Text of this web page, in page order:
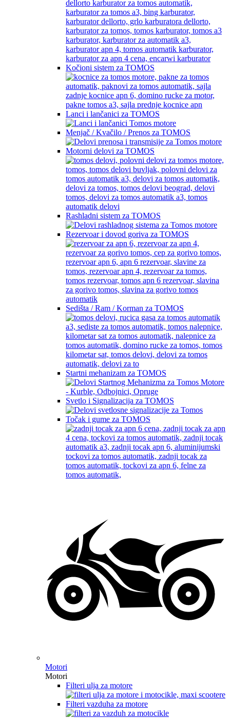
Kočioni sistem za TOMOS
Lanci i lančanici za TOMOS
Menjač / Kvačilo / Prenos za TOMOS
Motorni delovi za TOMOS
Rashladni sistem za TOMOS
Rezervoar i dovod goriva za TOMOS
Sedišta / Ram / Korman za TOMOS
Startni mehanizam za TOMOS
Svetlo i Signalizacija za TOMOS
Točak i gume za TOMOS
Motori
Motori
Filteri ulja za motore
Filteri vazduha za motore